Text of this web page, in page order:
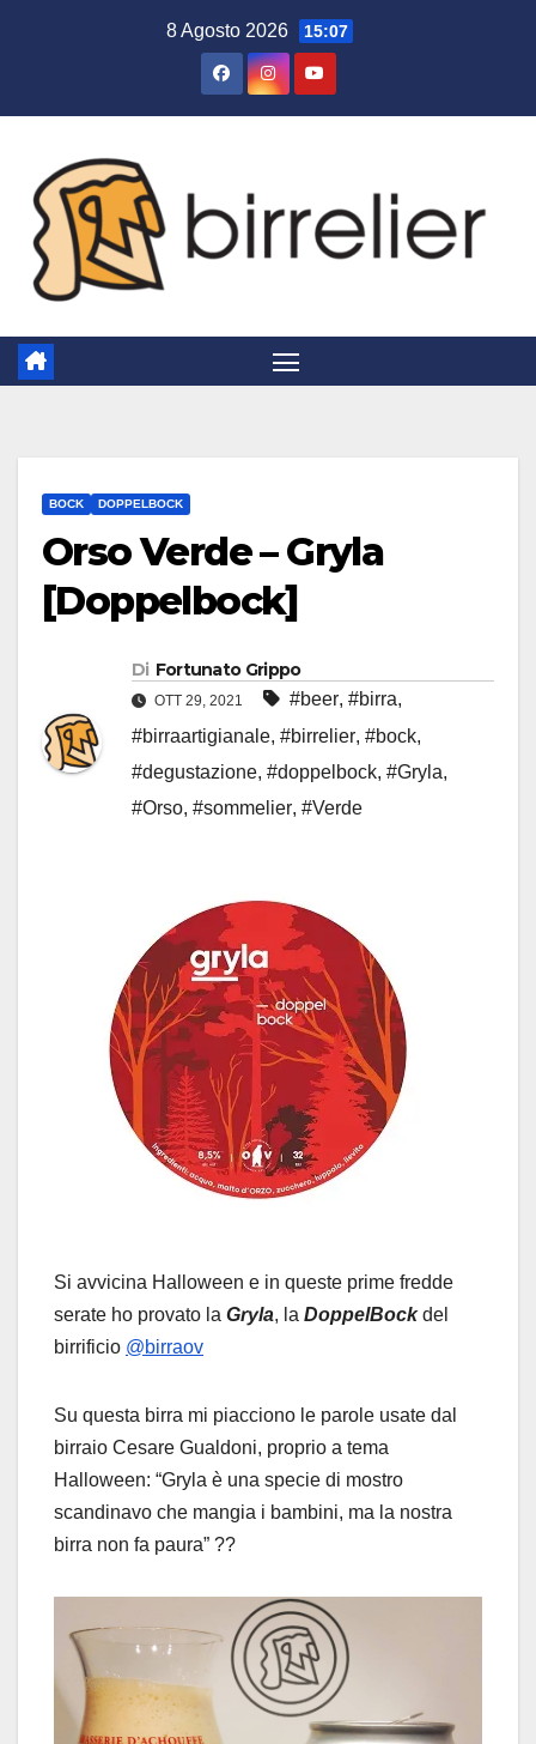
8 Agosto 2026 15:07
BOCK DOPPELBOCK
Orso Verde – Gryla
[Doppelbock]
Di Fortunato Grippo
OTT 29, 2021 #beer, #birra,
#birraartigianale, #birrelier, #bock,
#degustazione, #doppelbock, #Gryla,
#Orso, #sommelier, #Verde
Si avvicina Halloween e in queste prime fredde
serate ho provato la Gryla, la DoppelBockdel
birrificio @birraov
Su questa birra mi piacciono le parole usate dal
birraio Cesare Gualdoni, proprio a tema
Halloween: “Gryla è una specie di mostro
scandinavo che mangia i bambini, ma la nostra
birra non fa paura” ??